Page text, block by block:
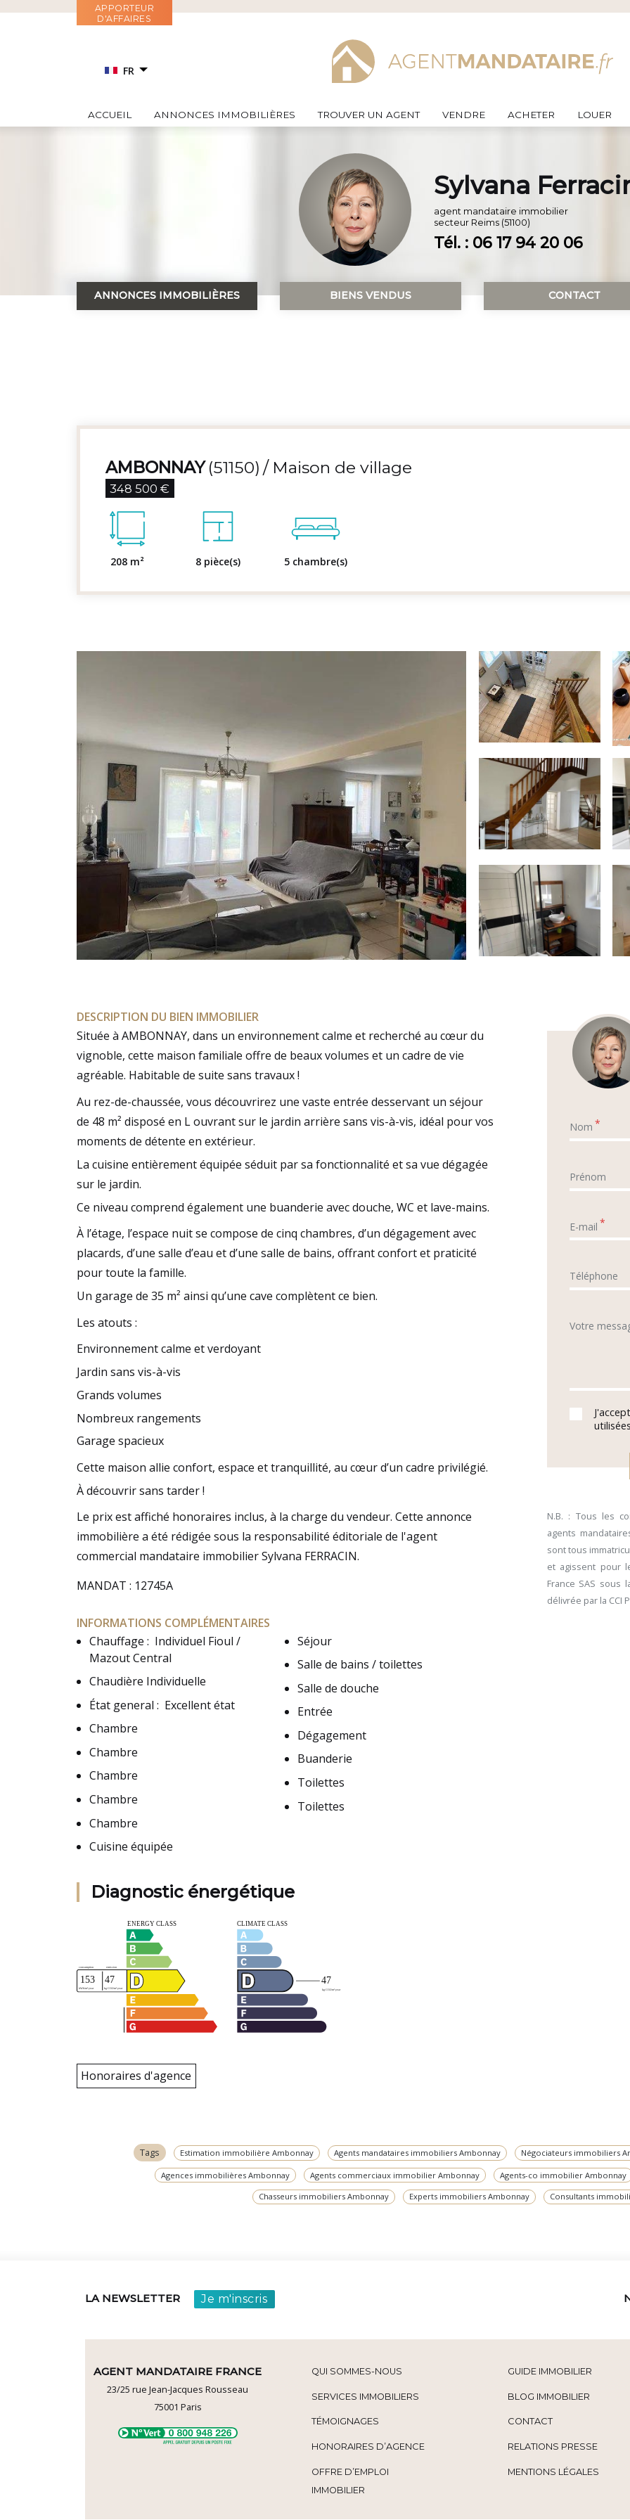
APPORTEUR
D'AFFAIRES
FR
RU
ACCUEIL ANNONCES IMMOBILIÈRES TROUVER UN AGENT VENDRE ACHETER LOUER
Sylvana
agent mandataire immobilier
secteur Reims (51100)
Tél. : 06 17 94 20 06
ANNONCES IMMOBILIÈRES BIENS VENDUS CONTACT
AMBONNAY (51150) Maison de village
348 500 €
208 m² 8 pièce(s) 5 chambre(s)
DESCRIPTION DU BIEN IMMOBILIER
Située à AMBONNAY, dans un environnement calme et recherché au cœur du
vignoble, cette maison familiale offre de beaux volumes et un cadre de vie
agréable. Habitable de suite sans travaux !
Au rez-de-chaussée, vous découvrirez une vaste entrée desservant un séjour
de 48 m² disposé en L ouvrant sur le jardin arrière sans vis-à-vis, idéal pour vos
moments de détente en extérieur.
La cuisine entièrement équipée séduit par sa fonctionnalité et sa vue dégagée
sur le jardin.
Ce niveau comprend également une buanderie avec douche, WC et lave-mains.
À l’étage, l’espace nuit se compose de cinq chambres, d’un dégagement avec
placards, d’une salle d’eau et d’une salle de bains, offrant confort et praticité
pour toute la famille.
Un garage de 35 m² ainsi qu’une cave complètent ce bien.
Les atouts :
Environnement calme et verdoyant
Jardin sans vis-à-vis
Grands volumes
Nombreux rangements
Garage spacieux
Cette maison allie confort, espace et tranquillité, au cœur d’un cadre privilégié.
À découvrir sans tarder !
Le prix est affiché honoraires inclus, à la charge du vendeur. Cette annonce
immobilière a été rédigée sous la responsabilité éditoriale de l'agent
commercial mandataire immobilier Sylvana FERRACIN.
MANDAT : 12745A
INFORMATIONS COMPLÉMENTAIRES
Chauffage : Individuel Fioul /
Mazout Central
Chaudière Individuelle
État general : Excellent état
Chambre
Chambre
Chambre
Chambre
Chambre
Cuisine équipée
Séjour
Salle de bains / toilettes
Salle de douche
Entrée
Dégagement
Buanderie
Toilettes
Toilettes
Diagnostic énergétique
Honoraires d'agence
Nom *
Prénom
E-mail *
Téléphone
Votre
N.B. : Tous les
agents
sont tous
et agissent pour
France SAS sous
délivrée par la CCI
Tags Estimation immobilière Ambonnay Agents mandataires immobiliers Ambonnay Négociateurs immobiliers
Agences immobilières Ambonnay Agents commerciaux immobilier Ambonnay Agents-co immobilier Ambonnay
Chasseurs immobiliers Ambonnay Experts immobiliers Ambonnay Consultants
LA NEWSLETTER Je m'inscris
AGENT MANDATAIRE FRANCE
23/25 rue Jean-Jacques Rousseau
75001 Paris
QUI SOMMES-NOUS
SERVICES IMMOBILIERS
TÉMOIGNAGES
HONORAIRES D’AGENCE
OFFRE D’EMPLOI
IMMOBILIER
GUIDE IMMOBILIER
BLOG IMMOBILIER
CONTACT
RELATIONS PRESSE
MENTIONS LÉGALES